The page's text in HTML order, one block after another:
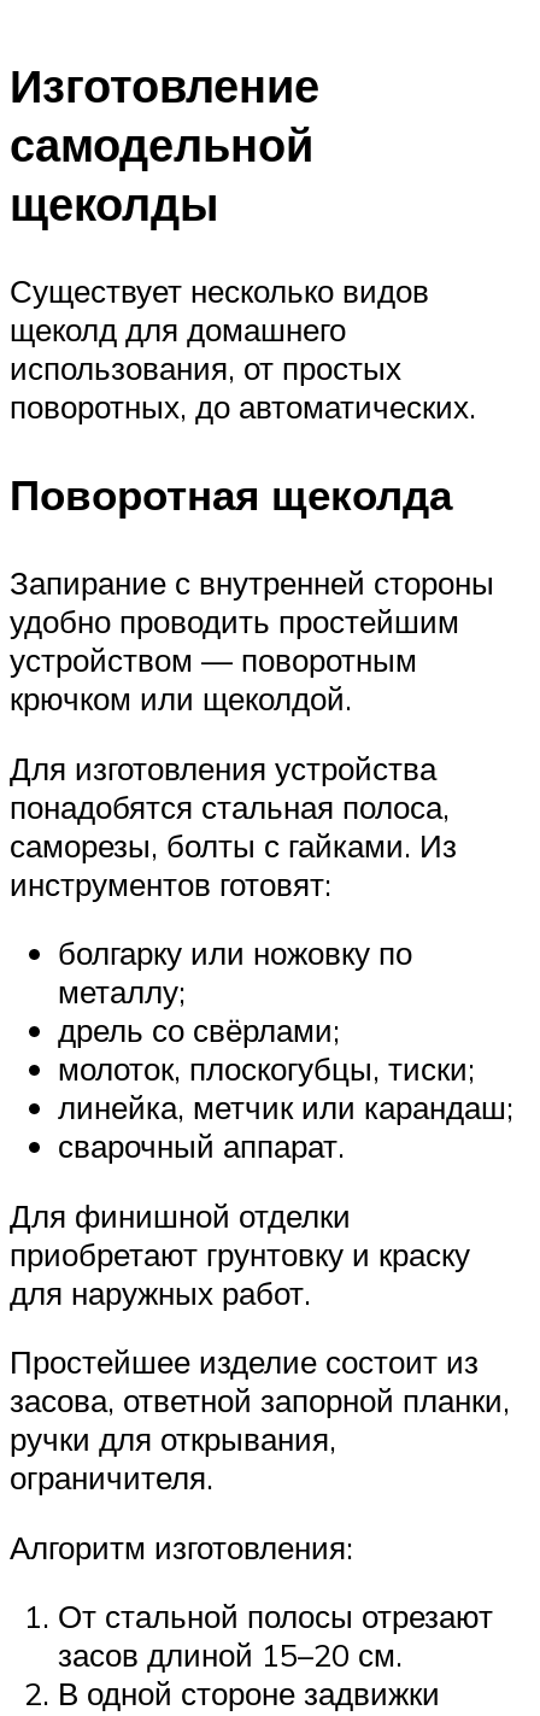
Изготовление
самодельной
щеколды
Существует несколько видов
щеколд для домашнего
использования, от простых
поворотных, до автоматических.
Поворотная щеколда
Запирание с внутренней стороны
удобно проводить простейшим
устройством — поворотным
крючком или щеколдой.
Для изготовления устройства
понадобятся стальная полоса,
саморезы, болты с гайками. Из
инструментов готовят:
болгарку или ножовку по
металлу;
дрель со свёрлами;
молоток, плоскогубцы, тиски;
линейка, метчик или карандаш;
сварочный аппарат.
Для финишной отделки
приобретают грунтовку и краску
для наружных работ.
Простейшее изделие состоит из
засова, ответной запорной планки,
ручки для открывания,
ограничителя.
Алгоритм изготовления:
От стальной полосы отрезают
засов длиной 15–20 см.
В одной стороне задвижки